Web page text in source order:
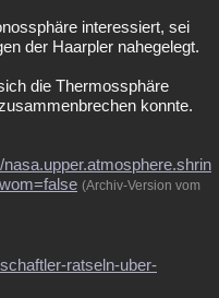
interessiert, sei
der Haarpler nahegelegt.
die Thermossphäre
konnte.
(Archiv-Version vom
ratseln-uber-